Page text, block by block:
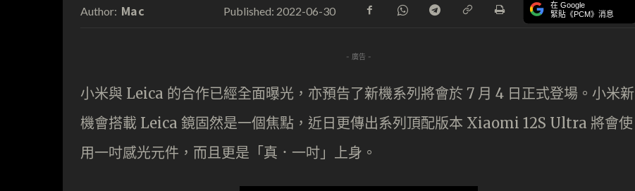
Author: Mac Published: 2022-06-30 在 Google
緊貼《PCM》消息
- 廣告 -
小米與 Leica 的合作已經全面曝光，亦預告了新機系列將會於 7 月 4 日正式登場。小米新
機會搭載 Leica 鏡固然是一個焦點，近日更傳出系列頂配版本 Xiaomi 12S Ultra 將會使
用一吋感光元件，而且更是「真．一吋」上身。